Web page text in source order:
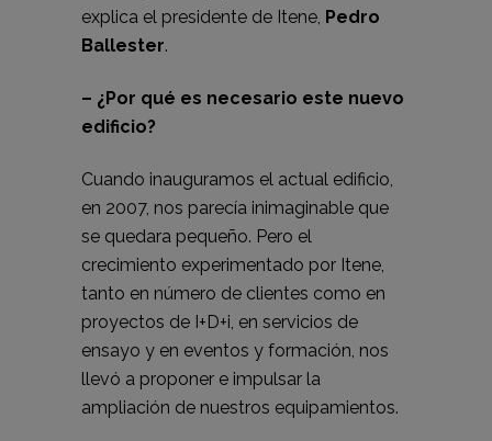
explica el presidente de Itene, Pedro
Ballester.
– ¿Por qué es necesario este nuevo
edificio?
Cuando inauguramos el actual edificio,
en 2007, nos parecía inimaginable que
se quedara pequeño. Pero el
crecimiento experimentado por Itene,
tanto en número de clientes como en
proyectos de I+D+i, en servicios de
ensayo y en eventos y formación, nos
llevó a proponer e impulsar la
ampliación de nuestros equipamientos.